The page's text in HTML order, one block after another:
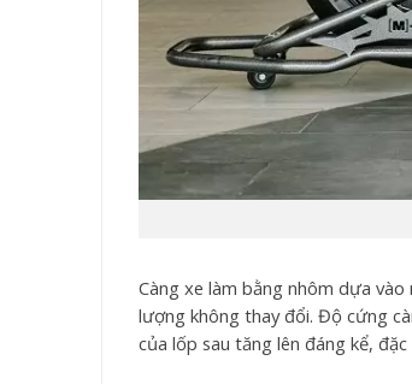
Càng xe làm bằng nhôm dựa
lượng không thay đổi. Độ cứng
của lốp sau tăng lên đáng kể,